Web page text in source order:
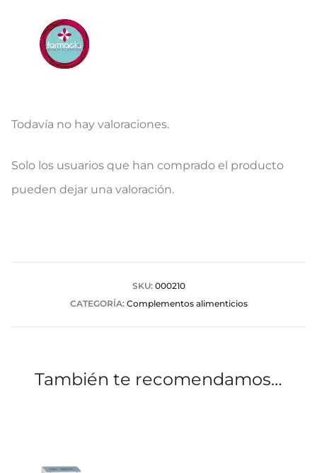
V
a
Todavía no hay valoraciones.
Solo los usuarios que han comprado el producto
pueden dejar una valoración.
SKU: 000210
CATEGORÍA: Complementos alimenticios
También te recomendamos…